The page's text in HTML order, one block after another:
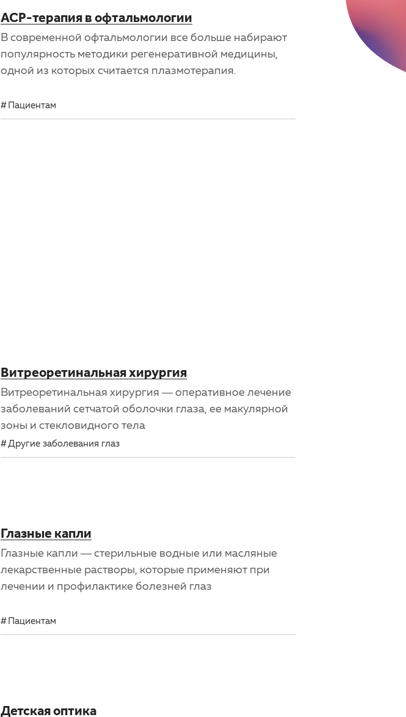
АСР-терапия в офтальмологии
В современной офтальмологии все больше набирают
популярность методики регенеративной медицины,
одной из которых считается плазмотерапия.
Пациентам
Витреоретинальная хирургия
Витреоретинальная хирургия — оперативное лечение
заболеваний сетчатой оболочки глаза, ее макулярной
зоны и стекловидного тела
Другие заболевания глаз
Глазные капли
Глазные капли — стерильные водные или масляные
лекарственные растворы, которые применяют при
лечении и профилактике болезней глаз
Пациентам
Детская оптика